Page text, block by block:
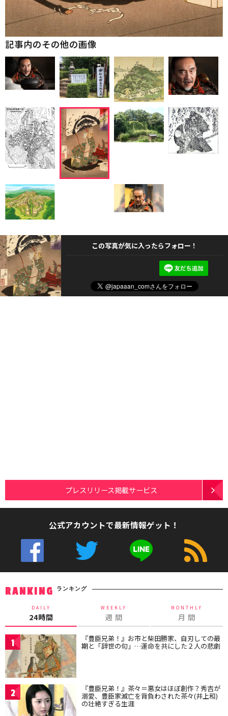
記事内のその他の画像
この写真が気に入ったらフォロー！
プレスリリース掲載サービス
公式アカウントで最新情報ゲット！
RANKING ランキング
DAILY
24時間
WEEKLY
週 間
MONTHLY
月 間
1 『豊臣兄弟！』お市と柴田勝家、自刃しての最
期と「辞世の句」…運命を共にした２人の悲劇
2 『豊臣兄弟！』茶々＝悪女はほぼ創作？秀吉が
溺愛、豊臣家滅亡を背負わされた茶々(井上和)
の壮絶すぎる生涯